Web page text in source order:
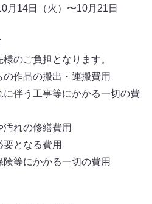
月14日（火）〜10月21日
のご負担となります。
の作品の搬出・運搬費用
に伴う工事等にかかる一切の費
汚れの修繕費用
要となる費用
険等にかかる一切の費用